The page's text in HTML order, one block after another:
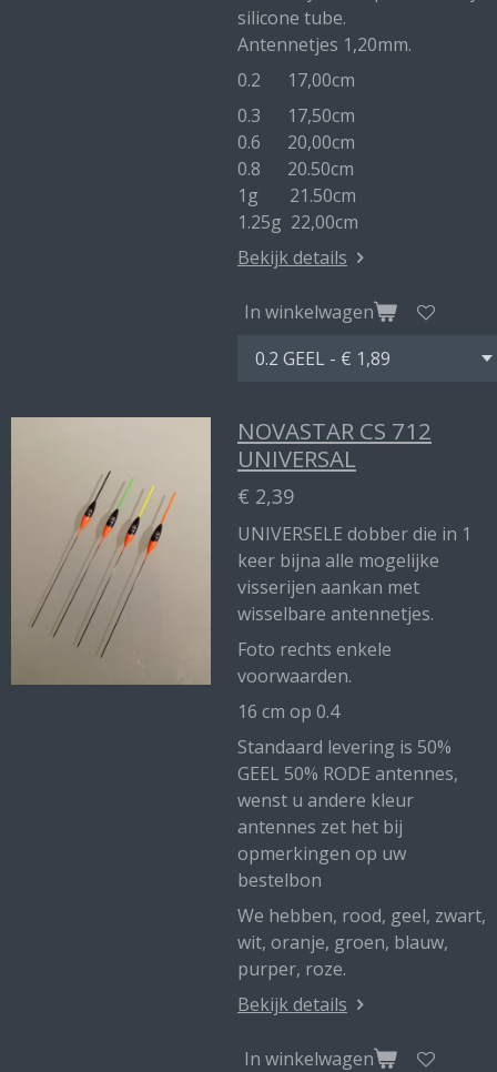
silicone tube.
Antennetjes 1,20mm.
0.2 17,00cm
0.3 17,50cm
0.6 20,00cm
0.8 20.50cm
1g 21.50cm
1.25g 22,00cm
Bekijk details
In winkelwagen
NOVASTAR CS 712
UNIVERSAL
€ 2,39
UNIVERSELE dobber die in 1
keer bijna alle mogelijke
visserijen aankan met
wisselbare antennetjes.
Foto rechts enkele
voorwaarden.
16 cm op 0.4
Standaard levering is 50%
GEEL 50% RODE antennes,
wenst u andere kleur
antennes zet het bij
opmerkingen op uw
bestelbon
We hebben, rood, geel, zwart,
wit, oranje, groen, blauw,
purper, roze.
Bekijk details
In winkelwagen